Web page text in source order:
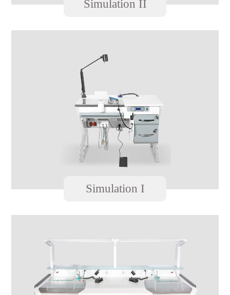
Simulation II
Simulation I